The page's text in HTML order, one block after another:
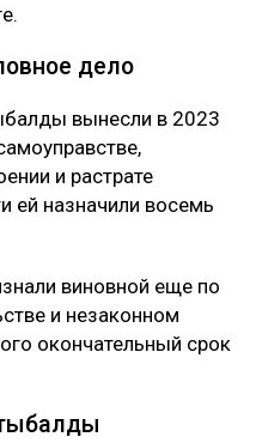
дело
вынесли в 2023
и растрате
ей назначили восемь
виновной еще по
и незаконном
окончательный срок